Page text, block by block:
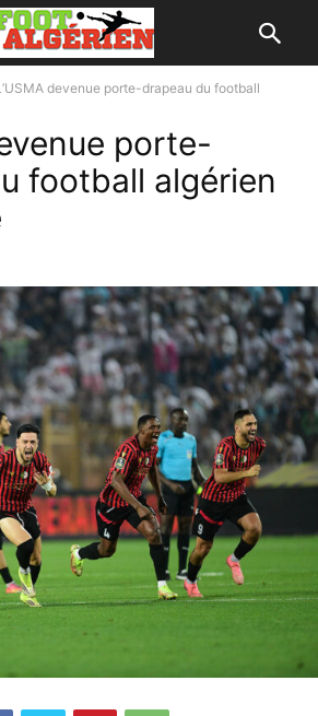
devenue porte-drapeau du football
porte-
football algérien